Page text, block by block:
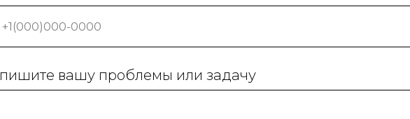
вашу проблемы или задачу